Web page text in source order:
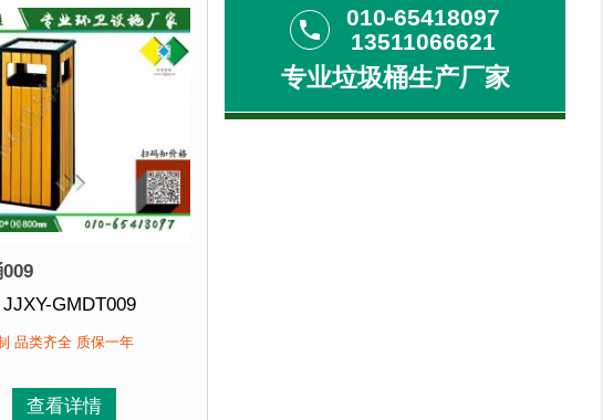
JJXY-GMDT009
长350mm 宽350mm 高800mm
3-7天 厂家直销 来图定制
品类齐全 质保一年
查看详情
phone
010-65418097
13511066621
专业垃圾桶生产厂家